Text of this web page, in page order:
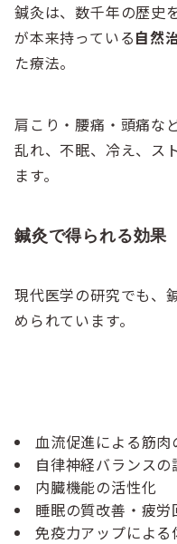
鍼灸は、数千年の歴史
が本来持っている自然
た療法。
肩こり・腰痛・頭痛な
乱れ、不眠、冷え、ス
ます。
鍼灸で得られる効果
現代医学の研究でも、
められています。
血流促進による筋
自律神経バランスの
内臓機能の活性化
睡眠の質改善・疲労
免疫力アップによる